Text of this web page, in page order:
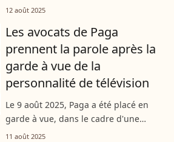
disparaissait en mer, emporté par une
réputée dangereuse. Depuis, une
enquête...
12 août 2025
Les avocats de Paga
prennent la parole après la
garde à vue de la
personnalité de télévision
Le 9 août 2025, Paga a été placé en
garde à vue, dans le cadre d'une
enquête pour viol, confirmait le
11 août 2025